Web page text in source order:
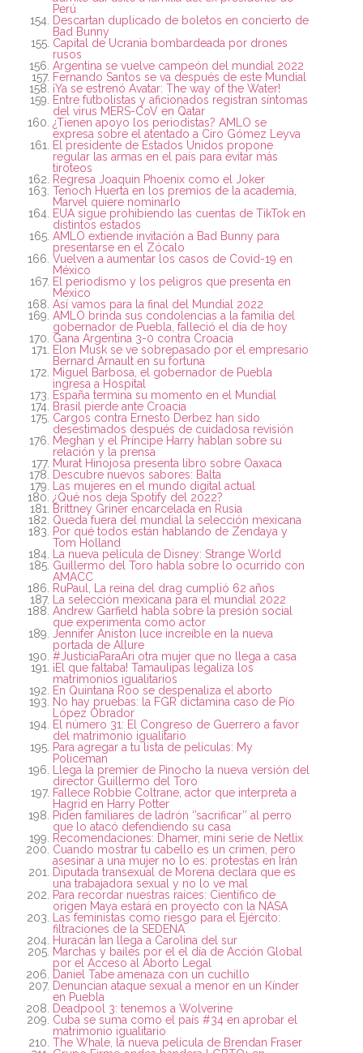
Perú
Descartan duplicado de boletos en concierto de
Bad Bunny
Capital de Ucrania bombardeada por drones
rusos
Argentina se vuelve campeón del mundial 2022
Fernando Santos se va después de este Mundial
¡Ya se estrenó Avatar: The way of the Water!
Entre futbolistas y aficionados registran síntomas
del virus MERS-CoV en Qatar
¿Tienen apoyo los periodistas? AMLO se
expresa sobre el atentado a Ciro Gómez Leyva
El presidente de Estados Unidos propone
regular las armas en el país para evitar más
tiroteos
Regresa Joaquin Phoenix como el Joker
Tenoch Huerta en los premios de la academia,
Marvel quiere nominarlo
EUA sigue prohibiendo las cuentas de TikTok en
distintos estados
AMLO extiende invitación a Bad Bunny para
presentarse en el Zócalo
Vuelven a aumentar los casos de Covid-19 en
México
El periodismo y los peligros que presenta en
México
Así vamos para la final del Mundial 2022
AMLO brinda sus condolencias a la familia del
gobernador de Puebla, falleció el día de hoy
Gana Argentina 3-0 contra Croacia
Elon Musk se ve sobrepasado por el empresario
Bernard Arnault en su fortuna
Miguel Barbosa, el gobernador de Puebla
ingresa a Hospital
España termina su momento en el Mundial
Brasil pierde ante Croacia
Cargos contra Ernesto Derbez han sido
desestimados después de cuidadosa revisión
Meghan y el Príncipe Harry hablan sobre su
relación y la prensa
Murat Hinojosa presenta libro sobre Oaxaca
Descubre nuevos sabores: Balta
Las mujeres en el mundo digital actual
¿Qué nos deja Spotify del 2022?
Brittney Griner encarcelada en Rusia
Queda fuera del mundial la selección mexicana
Por qué todos están hablando de Zendaya y
Tom Holland
La nueva película de Disney: Strange World
Guillermo del Toro habla sobre lo ocurrido con
AMACC
RuPaul, La reina del drag cumplió 62 años
La selección mexicana para el mundial 2022
Andrew Garfield habla sobre la presión social
que experimenta como actor
Jennifer Aniston luce increíble en la nueva
portada de Allure
#JusticiaParaAri otra mujer que no llega a casa
¡El que faltaba! Tamaulipas legaliza los
matrimonios igualitarios
En Quintana Roo se despenaliza el aborto
No hay pruebas: la FGR dictamina caso de Pío
López Obrador
El número 31: El Congreso de Guerrero a favor
del matrimonio igualitario
Para agregar a tu lista de películas: My
Policeman
Llega la premier de Pinocho la nueva versión del
director Guillermo del Toro
Fallece Robbie Coltrane, actor que interpreta a
Hagrid en Harry Potter
Piden familiares de ladrón ‘’sacrificar’’ al perro
que lo atacó defendiendo su casa
Recomendaciones: Dhamer, mini serie de Netlix
Cuando mostrar tu cabello es un crimen, pero
asesinar a una mujer no lo es: protestas en Irán
Diputada transexual de Morena declara que es
una trabajadora sexual y no lo ve mal
Para recordar nuestras raíces: Científico de
origen Maya estará en proyecto con la NASA
Las feministas como riesgo para el Ejército:
filtraciones de la SEDENA
Huracán Ian llega a Carolina del sur
Marchas y bailes por el el día de Acción Global
por el Acceso al Aborto Legal
Daniel Tabe amenaza con un cuchillo
Denuncian ataque sexual a menor en un Kínder
en Puebla
Deadpool 3: tenemos a Wolverine
Cuba se suma como el país #34 en aprobar el
matrimonio igualitario
The Whale, la nueva película de Brendan Fraser